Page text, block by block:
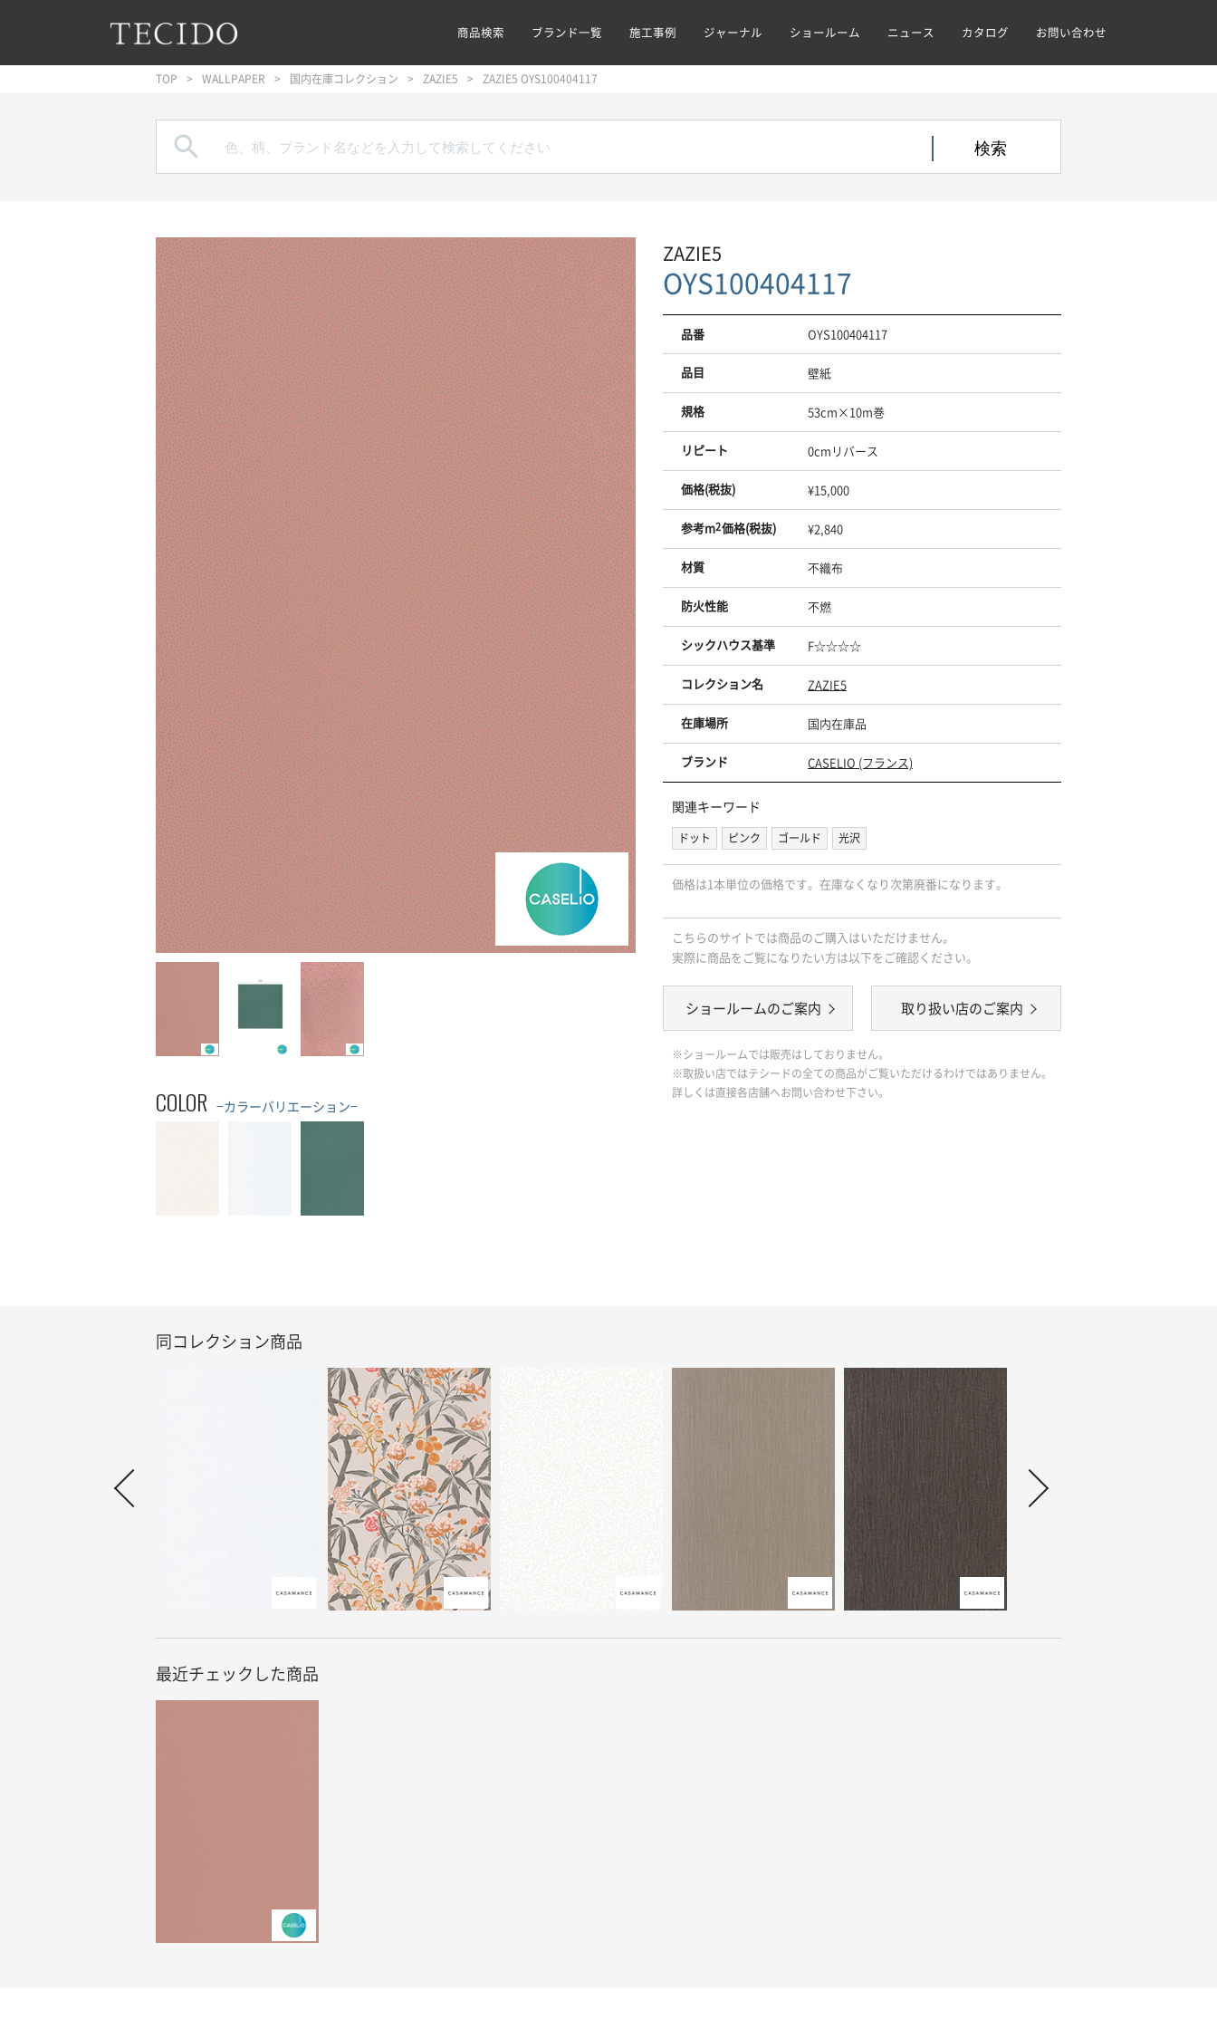
メインナビゲーションへジャンプ
メインコンテンツへジャンプ
フッターへジャンプ 商品検索 ブランド一覧 施工事例 ジャーナル ショールーム ニュース カタログ お問い合わせ
TOP WALLPAPER 国内在庫コレクション ZAZIE5 ZAZIE5 OYS100404117

COLOR −カラーバリエーション−
ZAZIE5
OYS100404117
品番 OYS100404117
品目 壁紙
規格 53cm×10m巻
リピート 0cmリバース
価格(税抜) ¥15,000
参考m2価格(税抜) ¥2,840
材質 不織布
防火性能 不燃
シックハウス基準 F☆☆☆☆
コレクション名 ZAZIE5
在庫場所 国内在庫品
ブランド CASELIO (フランス)
関連キーワード
ドット ピンク ゴールド 光沢
価格は1本単位の価格です。在庫なくなり次第廃番になります。
こちらのサイトでは商品のご購入はいただけません。
実際に商品をご覧になりたい方は以下をご確認ください。
ショールームのご案内 取り扱い店のご案内
※ショールームでは販売はしておりません。
※取扱い店ではテシードの全ての商品がご覧いただけるわけではありません。
詳しくは直接各店舗へお問い合わせ下さい。
同コレクション商品
最近チェックした商品